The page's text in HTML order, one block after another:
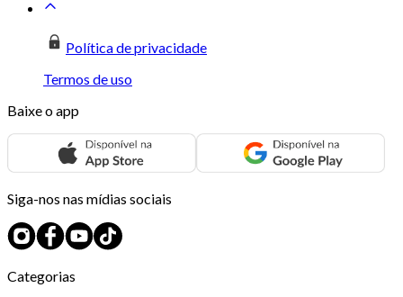
Política de privacidade
Termos de uso
Baixe o app
Siga-nos nas mídias sociais
Categorias